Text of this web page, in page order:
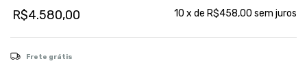
R$4.580,00 10 x de R$458,00 sem juros
Frete grátis